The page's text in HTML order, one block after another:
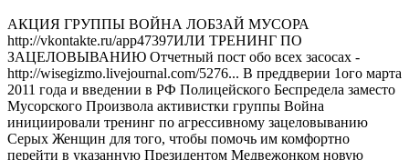
АКЦИЯ ГРУППЫ ВОЙНА ЛОБЗАЙ МУСОРА
http://vkontakte.ru/app47397ИЛИ ТРЕНИНГ ПО
ЗАЦЕЛОВЫВАНИЮ Отчетный пост обо всех засосах -
http://wisegizmo.livejournal.com/5276... В преддверии 1ого марта
2011 года и введении в РФ Полицейского Беспредела заместо
Мусорского Произвола активистки группы Война
инициировали тренинг по агрессивному зацеловыванию
Серых Женщин для того, чтобы помочь им комфортно
перейти в указанную Президентом Медвежонком новую